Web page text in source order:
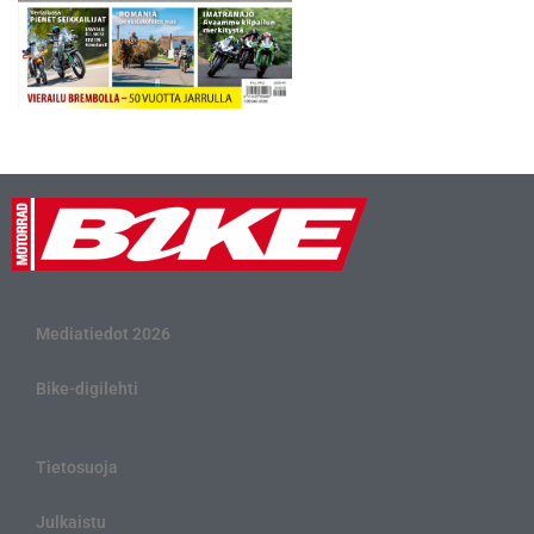
Mediatiedot 2026
Bike-digilehti
Tietosuoja
Julkaistu